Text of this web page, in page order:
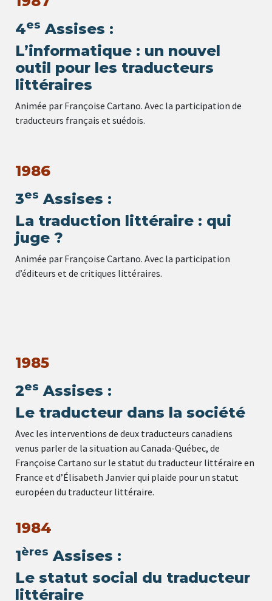
4es Assises :
L’informatique : un nouvel
outil pour les traducteurs
littéraires
Animée par Françoise Cartano. Avec la participation de
traducteurs français et suédois.
1986
3es Assises :
La traduction littéraire : qui
juge ?
Animée par Françoise Cartano. Avec la participation
d’éditeurs et de critiques littéraires.
1985
2es Assises :
Le traducteur dans la société
Avec les interventions de deux traducteurs canadiens
venus parler de la situation au Canada-Québec, de
Françoise Cartano sur le statut du traducteur littéraire en
France et d’Élisabeth Janvier qui plaide pour un statut
européen du traducteur littéraire.
1984
1ères Assises :
Le statut social du traducteur
littéraire